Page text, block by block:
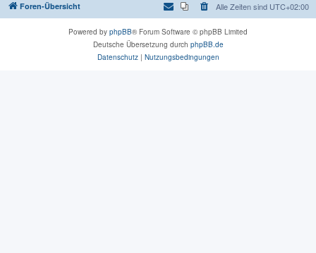
Foren-Übersicht Alle Zeiten sind UTC+02:00
Powered by phpBB® Forum Software © phpBB Limited
Deutsche Übersetzung durch phpBB.de
Datenschutz| Nutzungsbedingungen